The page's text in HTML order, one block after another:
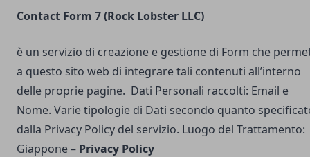
Contact Form 7 (Rock Lobster LLC)
è un servizio di creazione e gestione di Form che
a questo sito web di integrare tali contenuti all’interno
delle proprie pagine. Dati Personali raccolti: Email e
Nome. Varie tipologie di Dati secondo quanto
dalla Privacy Policy del servizio. Luogo del Trattamento:
Giappone – Privacy Policy